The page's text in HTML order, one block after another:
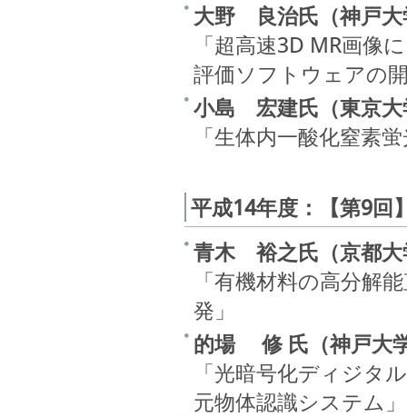
大野 良治氏（神戸大
「超高速3D MR画像
評価ソフトウェアの
小島 宏建氏（東京大
「生体内一酸化窒素
平成14年度：【第9回
青木 裕之氏（京都大
「有機材料の高分解
発」
的場 修 氏（神戸大
「光暗号化ディジタ
元物体認識システム」